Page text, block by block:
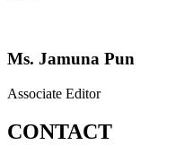
Ms. Jamuna Pun
Associate Editor
CONTACT